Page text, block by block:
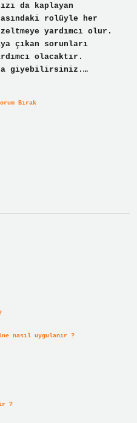
da kaplayan
rolüyle her
yardımcı olur.
çıkan sorunları
olacaktır.
giyebilirsiniz.…
Bırak
nasıl uygulanır ?
?